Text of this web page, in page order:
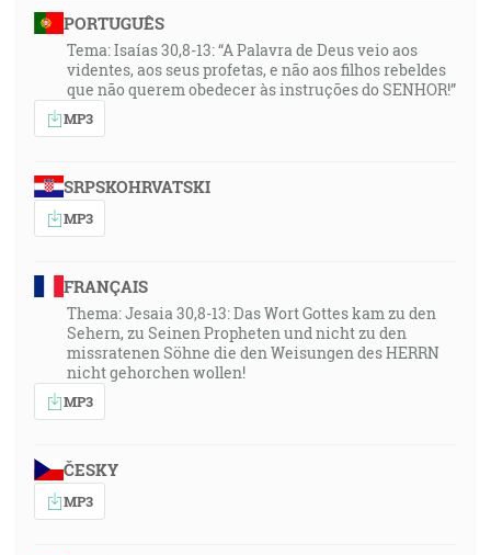
PORTUGUÊS
Tema: Isaías 30,8-13: “A Palavra de Deus veio aos
videntes, aos seus profetas, e não aos filhos rebeldes
que não querem obedecer às instruções do SENHOR!”
MP3
SRPSKOHRVATSKI
MP3
FRANÇAIS
Thema: Jesaia 30,8-13: Das Wort Gottes kam zu den
Sehern, zu Seinen Propheten und nicht zu den
missratenen Söhne die den Weisungen des HERRN
nicht gehorchen wollen!
MP3
ČESKY
MP3